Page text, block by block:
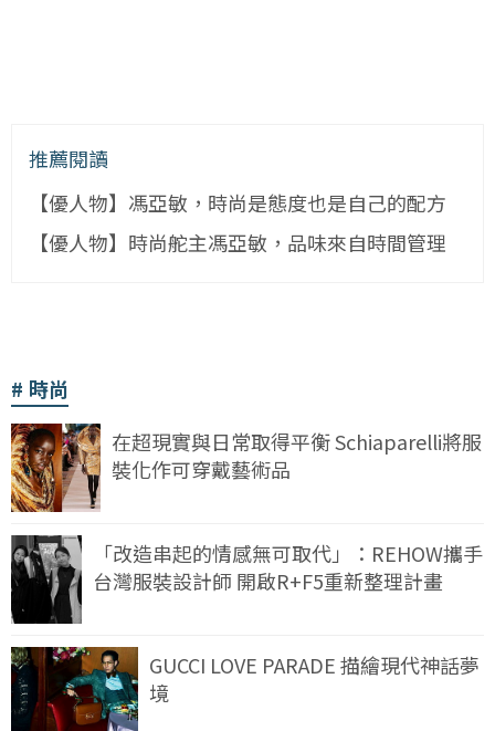
推薦閱讀
【優人物】馮亞敏，時尚是態度也是自己的配方
【優人物】時尚舵主馮亞敏，品味來自時間管理
時尚
在超現實與日常取得平衡 Schiaparelli將服
裝化作可穿戴藝術品
「改造串起的情感無可取代」：REHOW攜手
台灣服裝設計師 開啟R+F5重新整理計畫
GUCCI LOVE PARADE 描繪現代神話夢
境